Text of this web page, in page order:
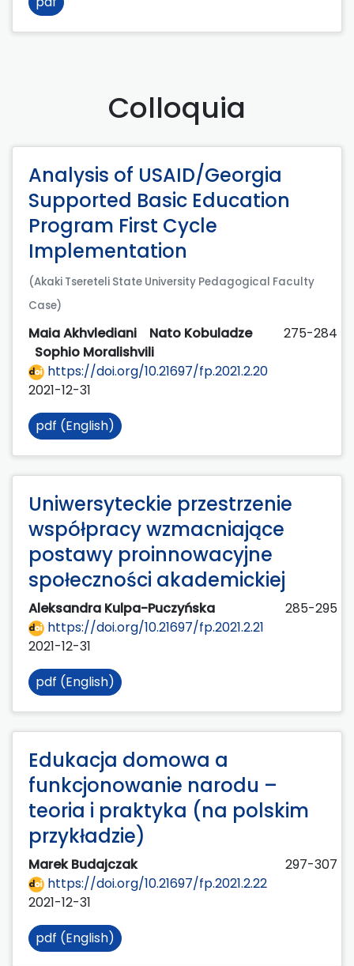
Colloquia
Analysis of USAID/Georgia
Supported Basic Education
Program First Cycle
Implementation
(Akaki Tsereteli State University Pedagogical Faculty
Case)
Maia Akhvlediani
Nato Kobuladze
Sophio Moralishvili
275-284
https://doi.org/10.21697/fp.2021.2.20
2021-12-31
pdf (English)
Uniwersyteckie przestrzenie
współpracy wzmacniające
postawy proinnowacyjne
społeczności akademickiej
Aleksandra Kulpa-Puczyńska
285-295
https://doi.org/10.21697/fp.2021.2.21
2021-12-31
pdf (English)
Edukacja domowa a
funkcjonowanie narodu –
teoria i praktyka (na polskim
przykładzie)
Marek Budajczak
297-307
https://doi.org/10.21697/fp.2021.2.22
2021-12-31
pdf (English)